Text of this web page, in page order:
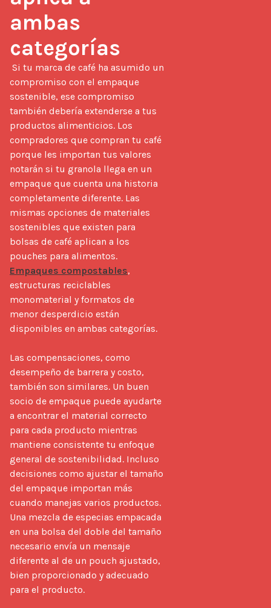
ambas
categorías
compromiso con el empaque
sostenible, ese compromiso
también debería extenderse a tus
productos alimenticios. Los
compradores que compran tu café
porque les importan tus valores
notarán si tu granola llega en un
empaque que cuenta una historia
completamente diferente. Las
mismas opciones de materiales
sostenibles que existen para
bolsas de café aplican a los
Empaques compostables,
estructuras reciclables
monomaterial y formatos de
menor desperdicio están
disponibles en ambas categorías.
Las compensaciones, como
desempeño de barrera y costo,
también son similares. Un buen
socio de empaque puede ayudarte
a encontrar el material correcto
para cada producto mientras
mantiene consistente tu enfoque
general de sostenibilidad. Incluso
decisiones como ajustar el tamaño
del empaque importan más
cuando manejas varios productos.
Una mezcla de especias empacada
en una bolsa del doble del tamaño
necesario envía un mensaje
diferente al de un pouch ajustado,
bien proporcionado y adecuado
para el producto.